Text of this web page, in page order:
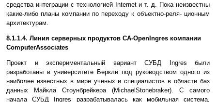
средства интеграции с технологией Internet и т. д. Пока неизвестны
какие-либо планы компании по переходу к объектно-реля- ционным
архитектурам.
8.1.1.4. Линия серверных продуктов CA-OpenIngres компании
ComputerAssociates
Проект и экспериментальный вариант СУБД Ingres были
разработаны в университете Беркли под руководством одного из
наиболее известных в мире ученых и специалистов в области баз
данных Майкла Стоунбрейкера (MichaelStonebraker). С самого
начала СУБД Ingres разрабатывалась как мобильная система,